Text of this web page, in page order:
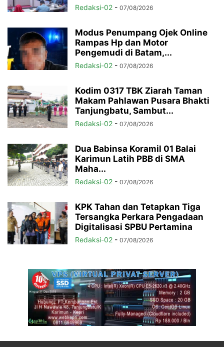
Redaksi-02 - 07/08/2026
Modus Penumpang Ojek Online
Rampas Hp dan Motor
Pengemudi di Batam,...
Redaksi-02 - 07/08/2026
Kodim 0317 TBK Ziarah Taman
Makam Pahlawan Pusara Bhakti
Tanjungbatu, Sambut...
Redaksi-02 - 07/08/2026
Dua Babinsa Koramil 01 Balai
Karimun Latih PBB di SMA
Maha...
Redaksi-02 - 07/08/2026
KPK Tahan dan Tetapkan Tiga
Tersangka Perkara Pengadaan
Digitalisasi SPBU Pertamina
Redaksi-02 - 07/08/2026